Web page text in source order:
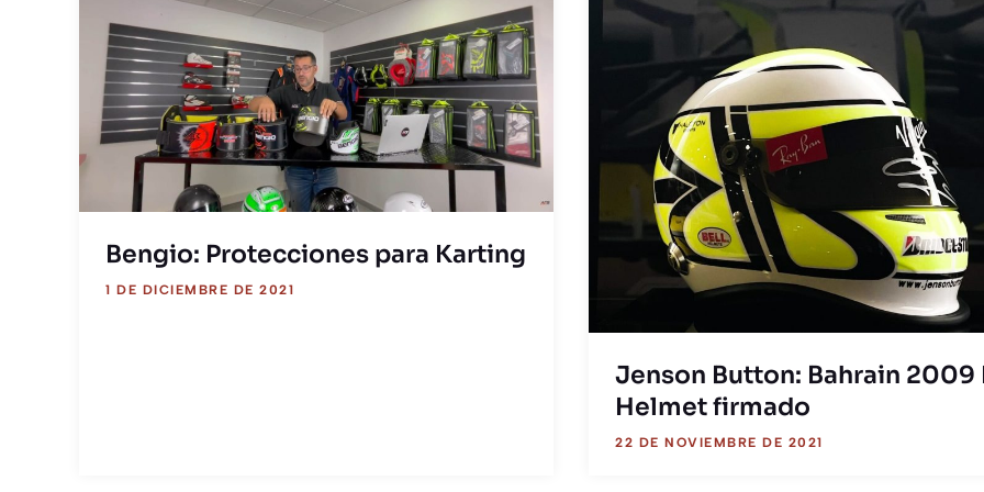
Bengio: Protecciones para Karting
1 DE DICIEMBRE DE 2021
Jenson Button: Bahrain 2009
Helmet firmado
22 DE NOVIEMBRE DE 2021